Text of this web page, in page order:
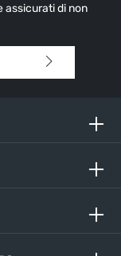
assicurati di non